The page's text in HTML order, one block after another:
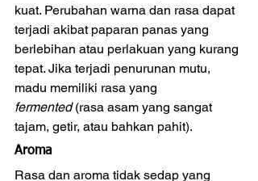
kuat. Perubahan warna dan rasa dapat
terjadi akibat paparan panas yang
berlebihan atau perlakuan yang kurang
tepat. Jika terjadi penurunan mutu,
madu memiliki rasa yang
fermented (rasa asam yang sangat
tajam, getir, atau bahkan pahit).
Aroma
Rasa dan aroma tidak sedap yang